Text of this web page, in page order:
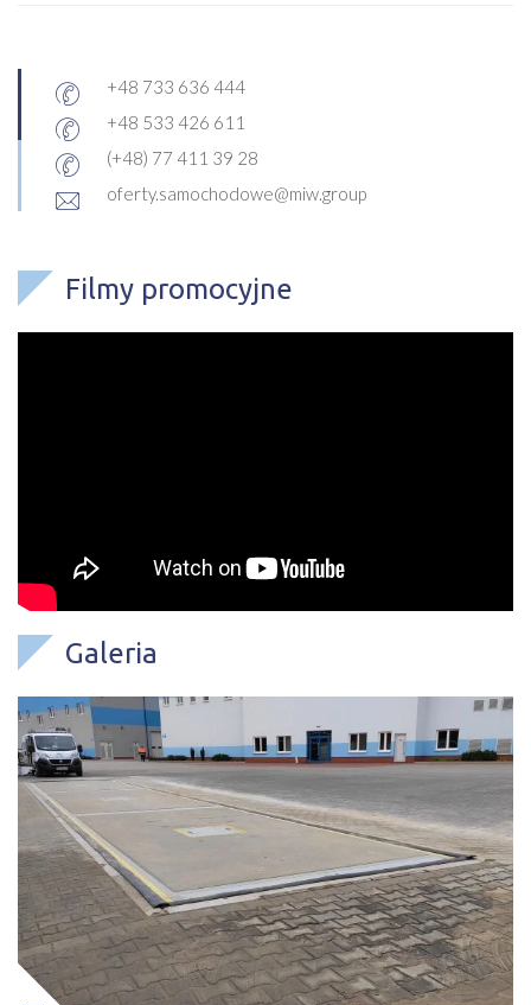
+48 733 636 444
+48 533 426 611
(+48) 77 411 39 28
oferty.samochodowe@miw.group
Filmy promocyjne
Galeria